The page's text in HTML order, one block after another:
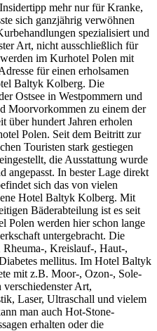
mehr nur für Kranke,
sich ganzjährig verwöhnen
spezialisiert und
Art, nicht ausschließlich für
im Kurhotel Polen mit
für einen erholsamen
Baltyk Kolberg. Die
Ostsee in Westpommern und
Moorvorkommen zu einem der
über hundert Jahren erholen
Polen. Seit dem Beitritt zur
Touristen stark gestiegen
die Ausstattung wurde
angepasst. In bester Lage direkt
sich das von vielen
Hotel Baltyk Kolberg. Mit
Bäderabteilung ist es seit
Polen werden hier schon lange
untergebracht. Die
, Kreislauf-, Haut-,
mellitus. Im Hotel Baltyk
mit z.B. Moor-, Ozon-, Sole-
verschiedenster Art,
Laser, Ultraschall und vielem
man auch Hot-Stone-
erhalten oder die